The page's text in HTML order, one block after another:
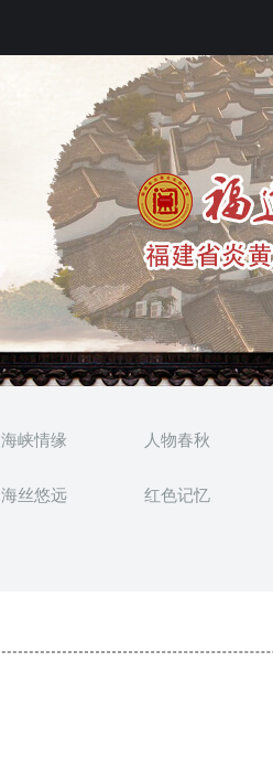
海峡情缘 人物春秋
海丝悠远 红色记忆